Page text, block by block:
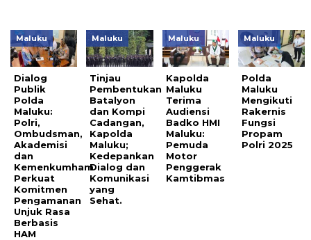
Maluku
Dialog
Publik
Polda
Maluku:
Polri,
Ombudsman,
Akademisi
dan
Kemenkumham
Perkuat
Komitmen
Pengamanan
Unjuk Rasa
Berbasis
HAM
Maluku
Tinjau
Pembentukan
Batalyon
dan Kompi
Cadangan,
Kapolda
Maluku;
Kedepankan
Dialog dan
Komunikasi
yang
Sehat.
Maluku
Kapolda
Maluku
Terima
Audiensi
Badko HMI
Maluku:
Pemuda
Motor
Penggerak
Kamtibmas
Maluku
Polda
Maluku
Mengikuti
Rakernis
Fungsi
Propam
Polri 2025